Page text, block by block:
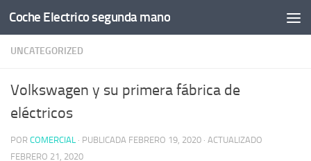
Saltar al contenido
Coche Electrico segunda mano
UNCATEGORIZED
Volkswagen y su primera fábrica de
eléctricos
POR COMERCIAL · PUBLICADA FEBRERO 19, 2020 · ACTUALIZADO
FEBRERO 21, 2020